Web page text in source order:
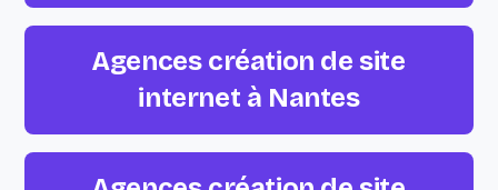
Agences création de site
internet à Nantes